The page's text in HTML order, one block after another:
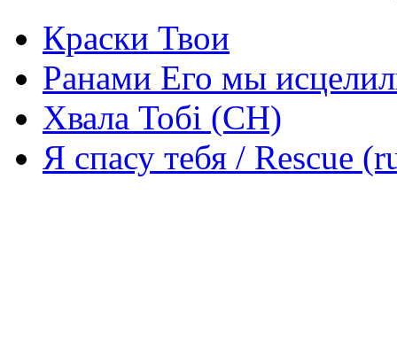
Краски Твои
Ранами Его мы
Хвала Тобі (СН)
Я спасу тебя / Rescue